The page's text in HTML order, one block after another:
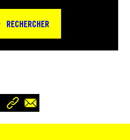
RECHERCHER